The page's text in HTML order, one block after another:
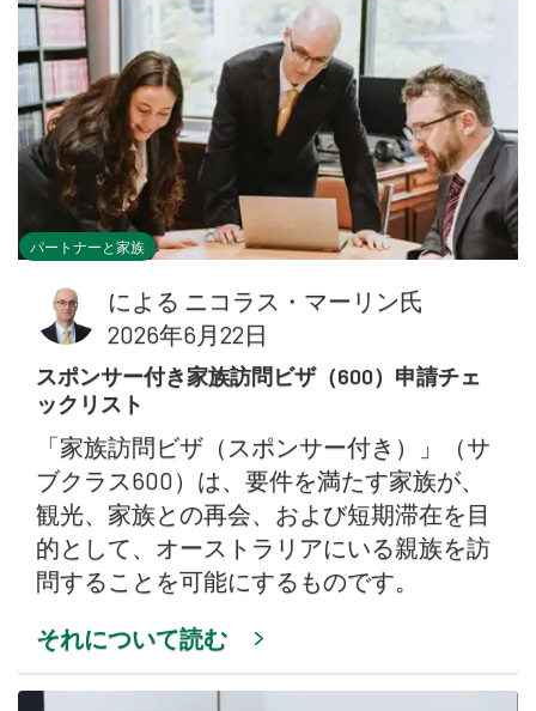
パートナーと家族
による ニコラス・マーリン氏
2026年6月22日
スポンサー付き家族訪問ビザ（600）申請チェ
ックリスト
「家族訪問ビザ（スポンサー付き）」（サ
ブクラス600）は、要件を満たす家族が、
観光、家族との再会、および短期滞在を目
的として、オーストラリアにいる親族を訪
問することを可能にするものです。
それについて読む